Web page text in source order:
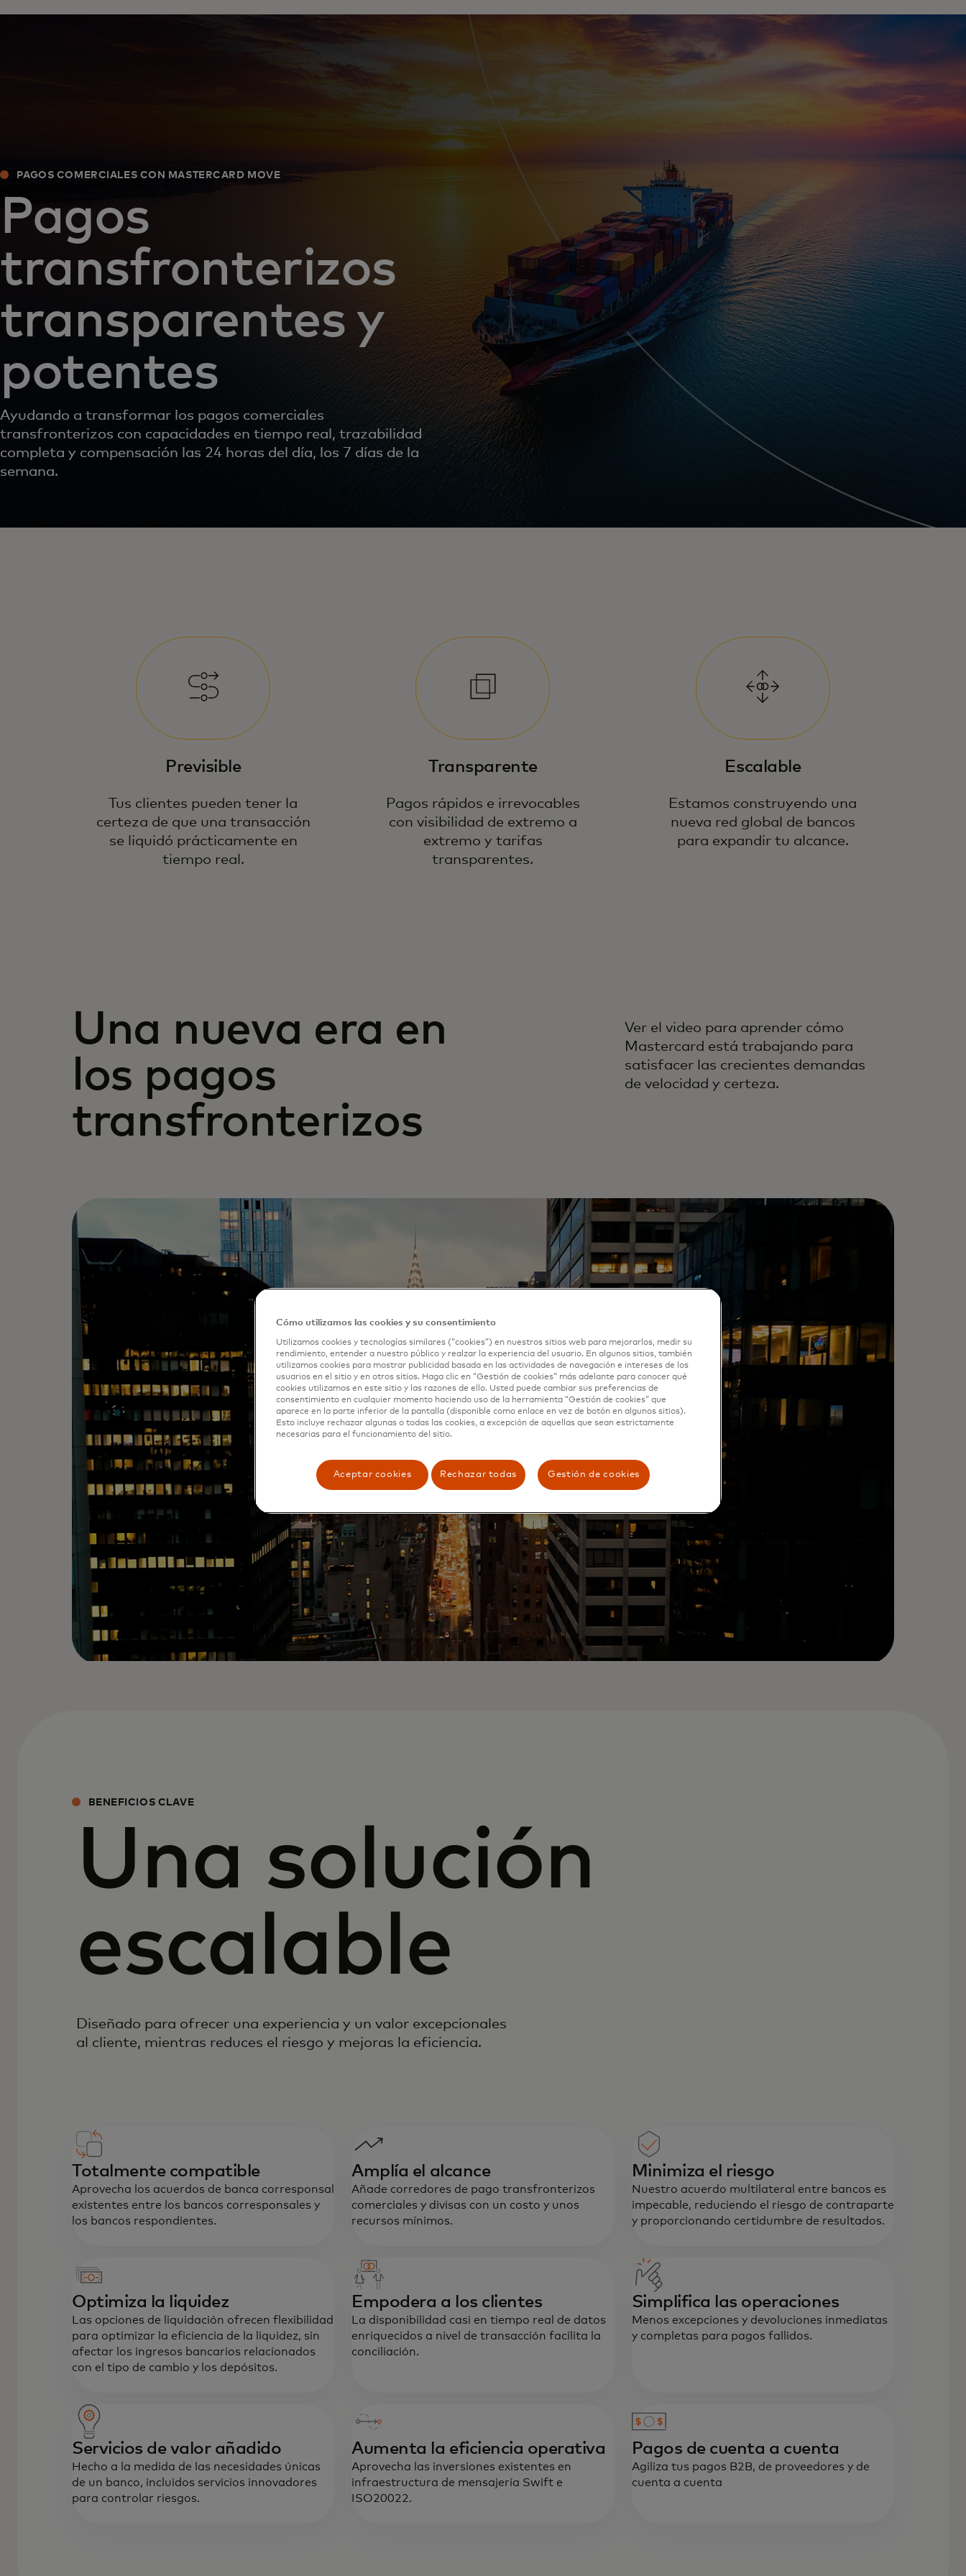
PAGOS COMERCIALES CON MASTERCARD MOVE
Pagos
transfronterizos
transparentes y
potentes
Ayudando a transformar los pagos comerciales
transfronterizos con capacidades en tiempo real, trazabilidad
completa y compensación las 24 horas del día, los 7 días de la
semana.
Previsible
Tus clientes pueden tener la
certeza de que una transacción
se liquidó prácticamente en
tiempo real.
Transparente
Pagos rápidos e irrevocables
con visibilidad de extremo a
extremo y tarifas
transparentes.
Escalable
Estamos construyendo una
nueva red global de bancos
para expandir tu alcance.
Una nueva era en
los pagos
transfronterizos
Ver el video para aprender cómo
Mastercard está trabajando para
satisfacer las crecientes demandas
de velocidad y certeza.
BENEFICIOS CLAVE
Una solución
escalable
Diseñado para ofrecer una experiencia y un valor excepcionales
al cliente, mientras reduces el riesgo y mejoras la eficiencia.
Totalmente compatible
Aprovecha los acuerdos de banca corresponsal
existentes entre los bancos corresponsales y
los bancos respondientes.
Amplía el alcance
Añade corredores de pago transfronterizos
comerciales y divisas con un costo y unos
recursos mínimos.
Minimiza el riesgo
Nuestro acuerdo multilateral entre bancos es
impecable, reduciendo el riesgo de contraparte
y proporcionando certidumbre de resultados.
Optimiza la liquidez
Las opciones de liquidación ofrecen flexibilidad
para optimizar la eficiencia de la liquidez, sin
afectar los ingresos bancarios relacionados
con el tipo de cambio y los depósitos.
Empodera a los clientes
La disponibilidad casi en tiempo real de datos
enriquecidos a nivel de transacción facilita la
conciliación.
Simplifica las operaciones
Menos excepciones y devoluciones inmediatas
y completas para pagos fallidos.
Servicios de valor añadido
Hecho a la medida de las necesidades únicas
de un banco, incluidos servicios innovadores
para controlar riesgos.
Aumenta la eficiencia operativa
Aprovecha las inversiones existentes en
infraestructura de mensajería Swift e
ISO20022.
Pagos de cuenta a cuenta
Agiliza tus pagos B2B, de proveedores y de
cuenta a cuenta
Cómo utilizamos las cookies y su consentimiento
Utilizamos cookies y tecnologías similares (“cookies”) en nuestros sitios web para mejorarlos, medir su
rendimiento, entender a nuestro público y realzar la experiencia del usuario. En algunos sitios, también
utilizamos cookies para mostrar publicidad basada en las actividades de navegación e intereses de los
usuarios en el sitio y en otros sitios. Haga clic en “Gestión de cookies” más adelante para conocer qué
cookies utilizamos en este sitio y las razones de ello. Usted puede cambiar sus preferencias de
consentimiento en cualquier momento haciendo uso de la herramienta “Gestión de cookies” que
aparece en la parte inferior de la pantalla (disponible como enlace en vez de botón en algunos sitios).
Esto incluye rechazar algunas o todas las cookies, a excepción de aquellas que sean estrictamente
necesarias para el funcionamiento del sitio.
Aceptar cookies Rechazar todas Gestión de cookies